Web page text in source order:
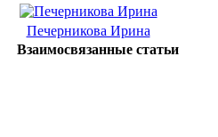
Печерникова Ирина
Взаимосвязанные статьи